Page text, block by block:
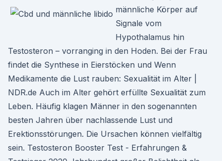
männliche Körper auf
Signale vom
Hypothalamus hin
Testosteron – vorranging in den Hoden. Bei der Frau
findet die Synthese in Eierstöcken und Wenn
Medikamente die Lust rauben: Sexualität im Alter |
NDR.de Auch im Alter gehört erfüllte Sexualität zum
Leben. Häufig klagen Männer in den sogenannten
besten Jahren über nachlassende Lust und
Erektionsstörungen. Die Ursachen können vielfältig
sein. Testosteron Booster Test - Erfahrungen &